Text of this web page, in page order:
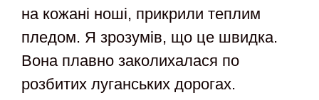
на кожані ноші, прикрили теплим
пледом. Я зрозумів, що це швидка.
Вона плавно заколихалася по
розбитих луганських дорогах.